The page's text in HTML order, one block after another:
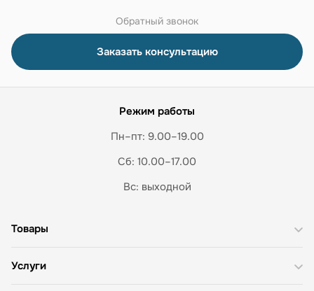
Обратный звонок
Заказать консультацию
Режим работы
Пн–пт: 9.00–19.00
Сб: 10.00–17.00
Вс: выходной
Товары
Услуги